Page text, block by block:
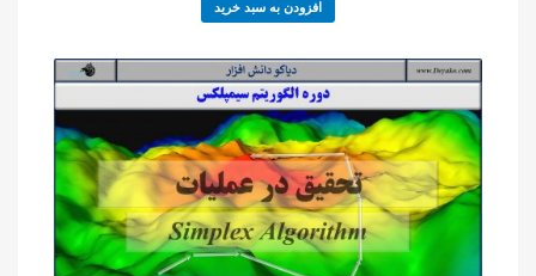
افزودن به سبد خرید